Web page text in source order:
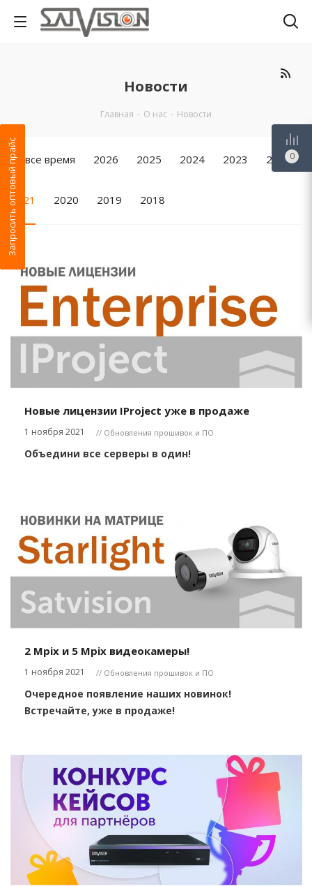
Новости
Главная - О нас - Новости
За все время 2026 2025 2024 2023 2022
2021 2020 2019 2018
Новые лицензии IProject уже в продаже
1 ноября 2021 // Обновления прошивок и ПО
Объедини все серверы в один!
2 Mpix и 5 Mpix видеокамеры!
1 ноября 2021 // Обновления прошивок и ПО
Очередное появление наших новинок!
Встречайте, уже в продаже!
Запросить оптовый прайс 0